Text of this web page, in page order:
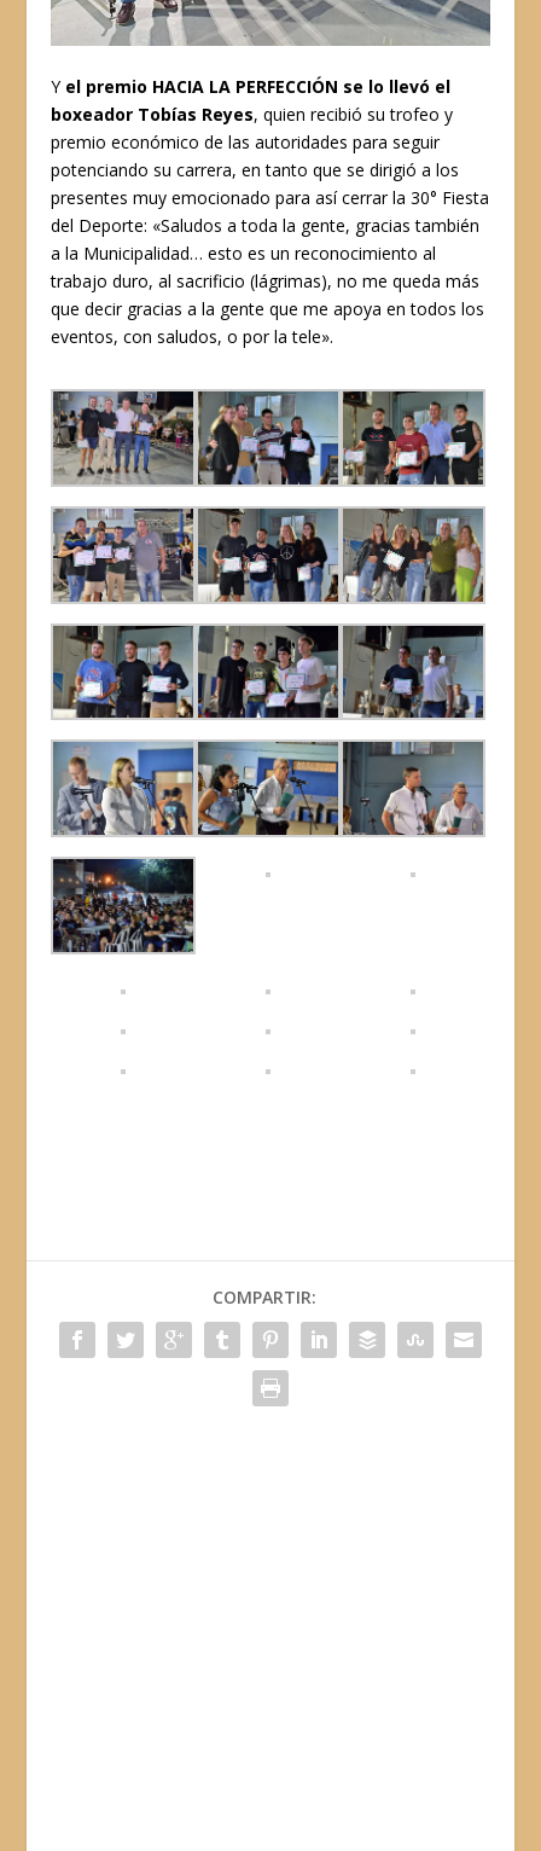
Y el premio HACIA LA PERFECCIÓN se lo llevó el
boxeador Tobías Reyes, quien recibió su trofeo y
premio económico de las autoridades para seguir
potenciando su carrera, en tanto que se dirigió a los
presentes muy emocionado para así cerrar la 30° Fiesta
del Deporte: «Saludos a toda la gente, gracias también
a la Municipalidad… esto es un reconocimiento al
trabajo duro, al sacrificio (lágrimas), no me queda más
que decir gracias a la gente que me apoya en todos los
eventos, con saludos, o por la tele».
COMPARTIR: